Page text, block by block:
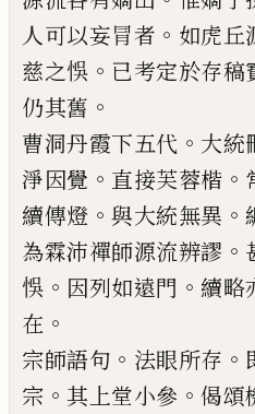
人可以妄冐者 。 如虎丘
慈之悞 。 已考定於存稿
仍其舊 。
曹洞丹霞下五代 。 大統
淨因覺 。 直接芙蓉楷 。
續傳燈 。 與大統無異 。
為霖沛禪師源流辨謬 。
悞 。 因列如遠門 。 續略
在 。
宗師語句 。 法眼所存 。
宗 。 其上堂小參 。 偈頌